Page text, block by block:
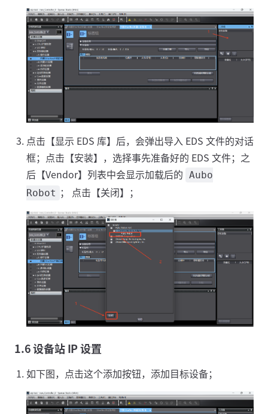
点击【显示 EDS 库】后，会弹出导入 EDS 文件的对话
框；点击【安装】，选择事先准备好的 EDS 文件；之
后【Vendor】列表中会显示加载后的 Aubo
Robot ； 点击【关闭】；
1.6 设备站 IP 设置
如下图，点击这个添加按钮，添加目标设备；